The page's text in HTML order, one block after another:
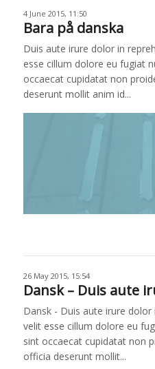
4 June 2015, 11:50
Bara på danska
Duis aute irure dolor in
esse cillum dolore eu fugiat
occaecat cupidatat non
deserunt mollit anim id...
26 May 2015, 15:54
Dansk – Duis aute
Dansk - Duis aute irure
velit esse cillum dolore eu
sint occaecat cupidatat non
officia deserunt mollit...